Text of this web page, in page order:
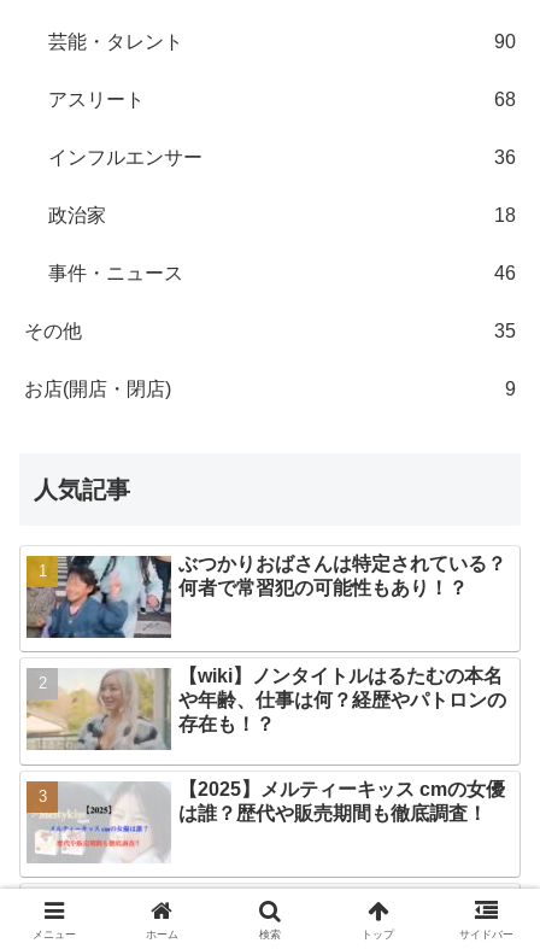
芸能・タレント 90
アスリート 68
インフルエンサー 36
政治家 18
事件・ニュース 46
その他 35
お店(開店・閉店) 9
人気記事
ぶつかりおばさんは特定されている？
何者で常習犯の可能性もあり！？
【wiki】ノンタイトルはるたむの本名
や年齢、仕事は何？経歴やパトロンの
存在も！？
【2025】メルティーキッス cmの女優
は誰？歴代や販売期間も徹底調査！
スレッズでモザイクのやり方は？ネタ
バレ防止機能を徹底解説！
メニュー ホーム 検索 トップ サイドバー